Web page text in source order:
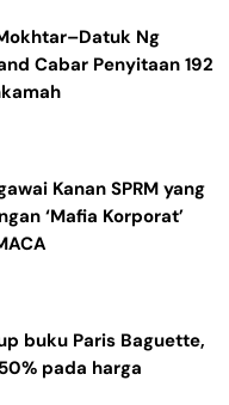
Ng
Cabar Penyitaan 192
Kanan SPRM yang
‘Mafia Korporat’
buku Paris Baguette,
pada harga